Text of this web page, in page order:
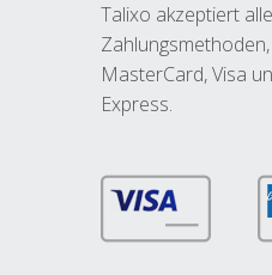
Talixo akzeptiert
MasterCard, Visa
Express.